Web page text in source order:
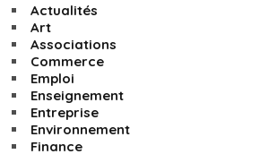
Actualités
Art
Associations
Commerce
Emploi
Enseignement
Entreprise
Environnement
Finance